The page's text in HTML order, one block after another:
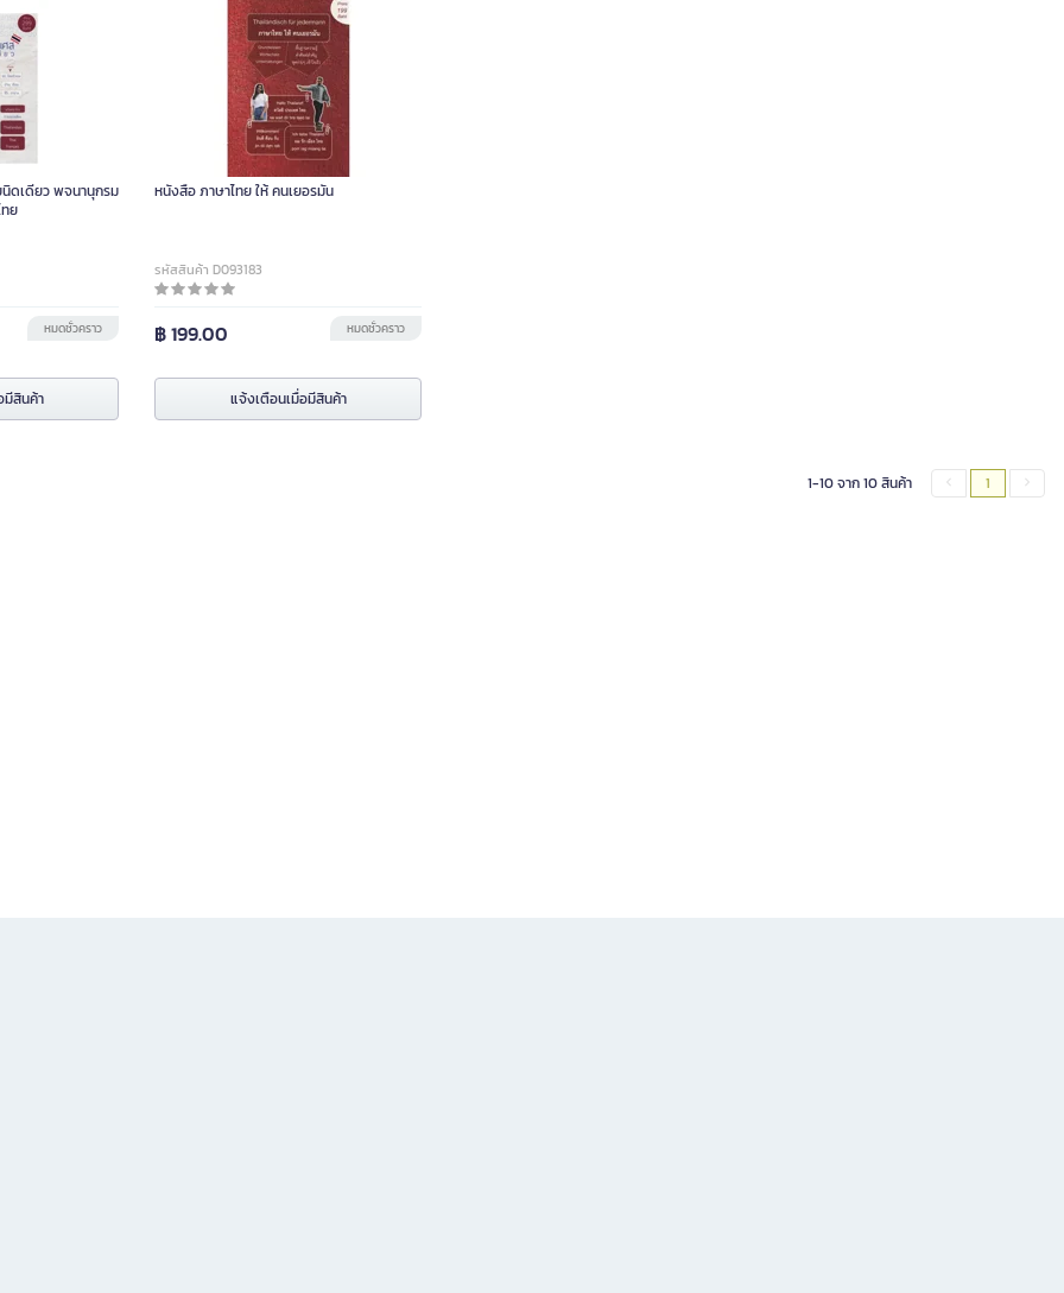
ดเดียว พจนานุกรม
ย
หมดชั่วคราว
มีสินค้า
หนังสือ ภาษาไทย ให้ คนเยอรมัน
รหัสสินค้า D093183
฿ 199.00 หมดชั่วคราว
แจ้งเตือนเมื่อมีสินค้า
1-10 จาก 10 สินค้า 1